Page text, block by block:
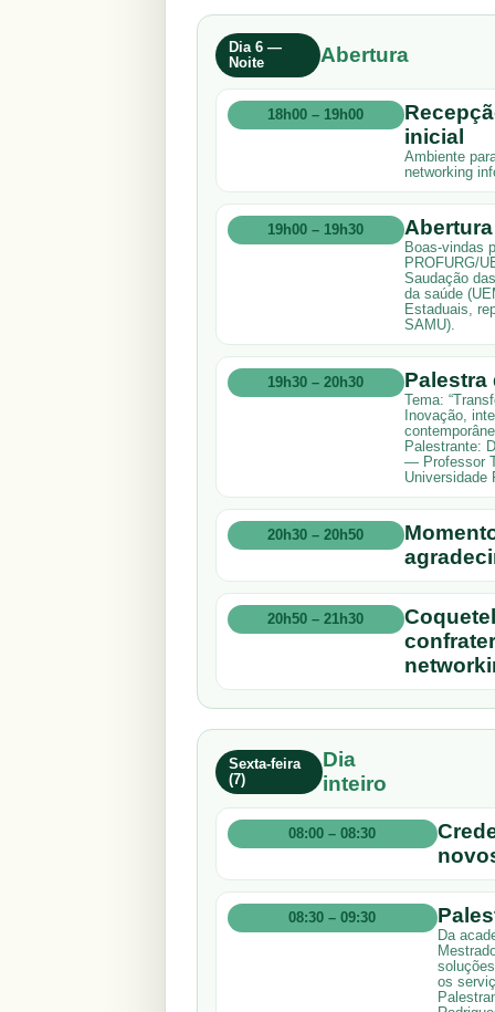
Dia 6 —
Noite
Abertura
18h00 – 19h00
inicial
Ambiente
networking
19h00 – 19h30
Boas-vindas
PROFURG/
Saudação
da saúde
Estaduais,
SAMU).
19h30 – 20h30 Palestra
Tema:
Inovação,
Palestrante:
— Professor
Universidade
20h30 – 20h50
20h50 – 21h30
Sexta-feira
(7)
Dia
inteiro
08:00 – 08:30
08:30 – 09:30
Da
os